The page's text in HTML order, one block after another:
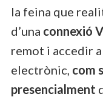
la feina que
d’una connexió
remot i accedir
electrònic, com
presencialment